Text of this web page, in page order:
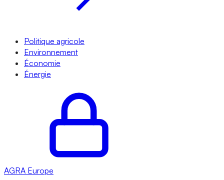
Politique agricole
Environnement
Économie
Énergie
AGRA Europe